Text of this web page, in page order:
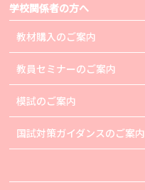
学校関係者の方へ
教材購入のご案内
教員セミナーのご案内
模試のご案内
国試対策ガイダンスのご案内